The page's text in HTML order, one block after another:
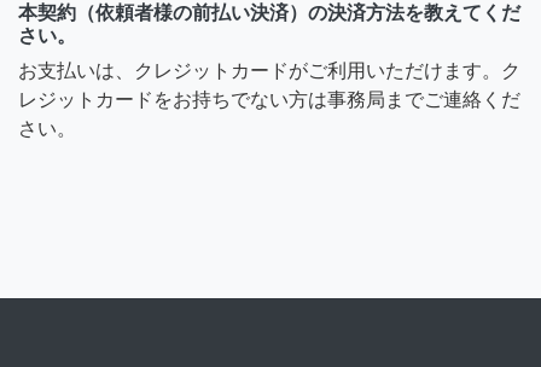
本契約（依頼者様の前払い決済）の決済方法を教えてくだ
さい。
お支払いは、クレジットカードがご利用いただけます。ク
レジットカードをお持ちでない方は事務局までご連絡くだ
さい。